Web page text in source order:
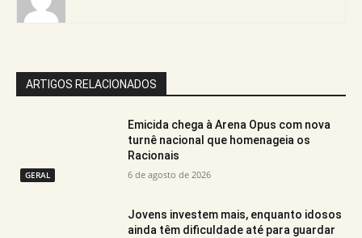
ARTIGOS RELACIONADOS
GERAL
Emicida chega à Arena Opus com nova
turnê nacional que homenageia os
Racionais
6 de agosto de 2026
Jovens investem mais, enquanto idosos
ainda têm dificuldade até para guardar